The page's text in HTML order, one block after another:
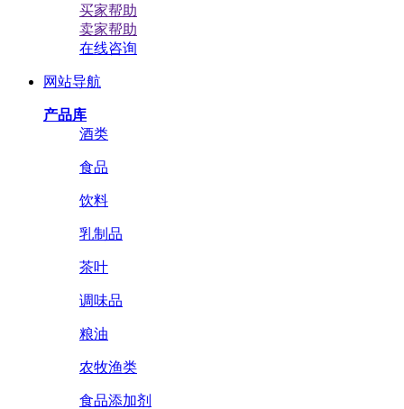
买家帮助
卖家帮助
在线咨询
网站导航
产品库
酒类
食品
饮料
乳制品
茶叶
调味品
粮油
农牧渔类
食品添加剂